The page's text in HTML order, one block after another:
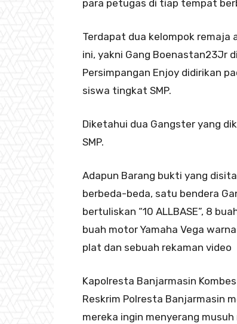
para petugas di tiap tempat
Terdapat dua kelompok remaja
ini, yakni Gang Boenastan23Jr
Persimpangan Enjoy didirikan
siswa tingkat SMP.
Diketahui dua Gangster yang
SMP.
Adapun Barang bukti yang
berbeda-beda, satu bendera
bertuliskan “10 ALLBASE”, 8
buah motor Yamaha Vega
plat dan sebuah rekaman video
Kapolresta Banjarmasin
Reskrim Polresta Banjarmasin
mereka ingin menyerang